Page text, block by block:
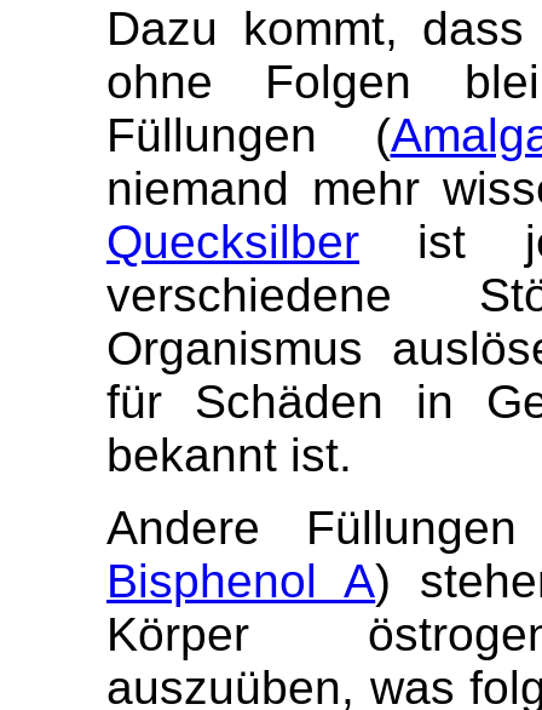
Dazu kommt,
ohne Folgen
Füllungen (
niemand mehr
Quecksilber ist
verschiedene
Organismus
für Schäden in
bekannt ist.
Andere
Bisphenol A)
Körper
auszuüben, was